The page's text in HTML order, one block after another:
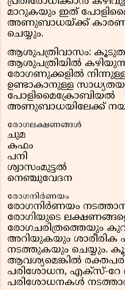
മാറുകയും ഇത്
അണുബാധയ്ക്ക്
ചെയ്യും.
ആശുപത്രിവാസം:
ആശുപത്രിയിൽ
രോഗണുക്കളിൽ
ഉണ്ടാകാനുള്ള
പോളിമൈക്രോബിയൽ
അണുബാധയിലേക്ക്
രോഗലക്ഷണങ്ങൾ
ചുമ
കഫം
പനി
ശ്വാസംമുട്ടൽ
നെഞ്ചുവേദന
രോഗനിർണയം
രോഗനിർണയം
രോഗിയുടെ
രോഗചരിത്രത്തെയും
അറിയുകയും ശാരീരിക
നടത്തുകയും ചെയ്യും.
ആവശ്യമെങ്കിൽ
പരിശോധന, എക്സ്-റേ
പരിശോധനകൾ